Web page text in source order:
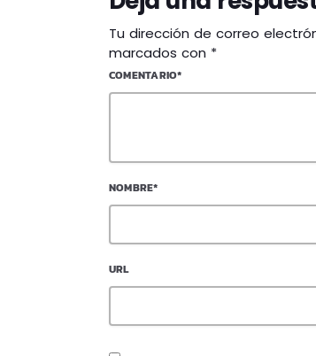
Tu dirección de correo
marcados con *
COMENTARIO*
NOMBRE*
URL